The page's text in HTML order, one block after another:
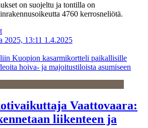
on suojeltu ja tontilla on
4760 kerrosneliötä.
2025, 13:11 1.4.2025
Kuopion kasarmikortteli paikallisille
hoiva- ja majoitustiloista asumiseen
Vaattovaara:
liikenteen ja